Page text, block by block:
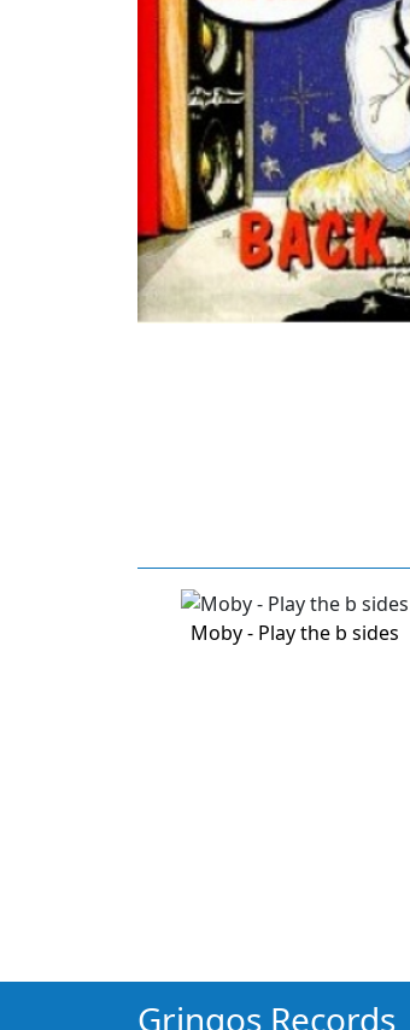
Moby - Play the b sides
Gringos Records